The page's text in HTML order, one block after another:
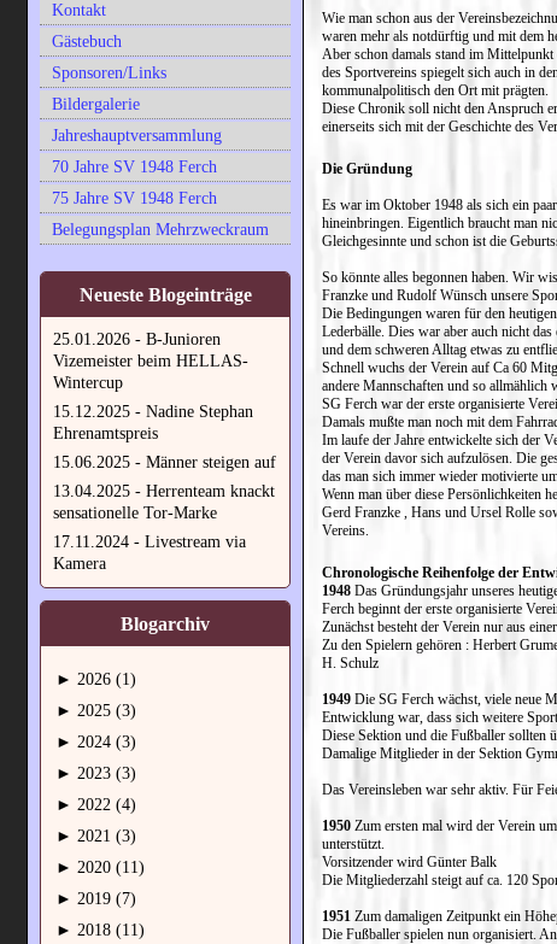
Kontakt
Gästebuch
Sponsoren/Links
Bildergalerie
Jahreshauptversammlung
70 Jahre SV 1948 Ferch
75 Jahre SV 1948 Ferch
Belegungsplan Mehrzweckraum
Neueste Blogeinträge
25.01.2026 - B-Junioren
Vizemeister beim HELLAS-
Wintercup
15.12.2025 - Nadine Stephan
Ehrenamtspreis
15.06.2025 - Männer steigen auf
13.04.2025 - Herrenteam knackt
sensationelle Tor-Marke
17.11.2024 - Livestream via
Kamera
Blogarchiv
► 2026 (1)
► 2025 (3)
► 2024 (3)
► 2023 (3)
► 2022 (4)
► 2021 (3)
► 2020 (11)
► 2019 (7)
► 2018 (11)
Wie man schon aus der
waren mehr als notdürftig und mit dem
Aber schon damals stand im Mittelpunkt
des Sportvereins spiegelt sich auch in
kommunalpolitisch den Ort mit prägten.
Diese Chronik soll nicht den Anspruch
einerseits sich mit der Geschichte des
Die Gründung
Es war im Oktober 1948 als sich ein
hineinbringen. Eigentlich braucht man
Gleichgesinnte und schon ist die
So könnte alles begonnen haben. Wir
Franzke und Rudolf Wünsch unsere
Die Bedingungen waren für den
Lederbälle. Dies war aber auch nicht
und dem schweren Alltag etwas zu
Schnell wuchs der Verein auf Ca 60
andere Mannschaften und so allmählich
SG Ferch war der erste organisierte
Damals mußte man noch mit dem
Im laufe der Jahre entwickelte sich der
der Verein davor sich aufzulösen. Die
das man sich immer wieder motivierte
Wenn man über diese Persönlichkeiten
Gerd Franzke , Hans und Ursel Rolle
Vereins.
Chronologische Reihenfolge der
1948 Das Gründungsjahr unseres
Ferch beginnt der erste organisierte
Zunächst besteht der Verein nur aus
Zu den Spielern gehören : Herbert
H. Schulz
1949 Die SG Ferch wächst, viele neue
Entwicklung war, dass sich weitere
Diese Sektion und die Fußballer sollten
Damalige Mitglieder in der Sektion
Das Vereinsleben war sehr aktiv. Für
1950 Zum ersten mal wird der Verein
unterstützt.
Vorsitzender wird Günter Balk
Die Mitgliederzahl steigt auf ca. 120
1951 Zum damaligen Zeitpunkt ein
Die Fußballer spielen nun organisiert.